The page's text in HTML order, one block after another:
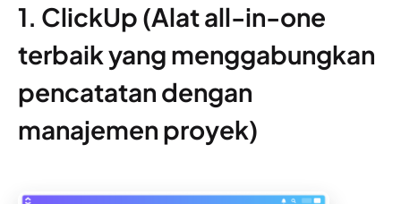
1. ClickUp (Alat all-in-one
terbaik yang menggabungkan
pencatatan dengan
manajemen proyek)